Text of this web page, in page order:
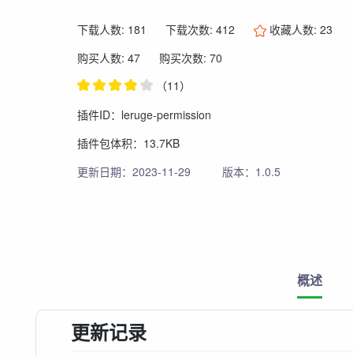
下载人数: 181 下载次数: 412 收藏人数:23
购买人数: 47
购买次数: 70
（11）
插件ID：leruge-permission
插件包体积：13.7KB
更新日期：2023-11-29
版本：1.0.5
概述
更新记录